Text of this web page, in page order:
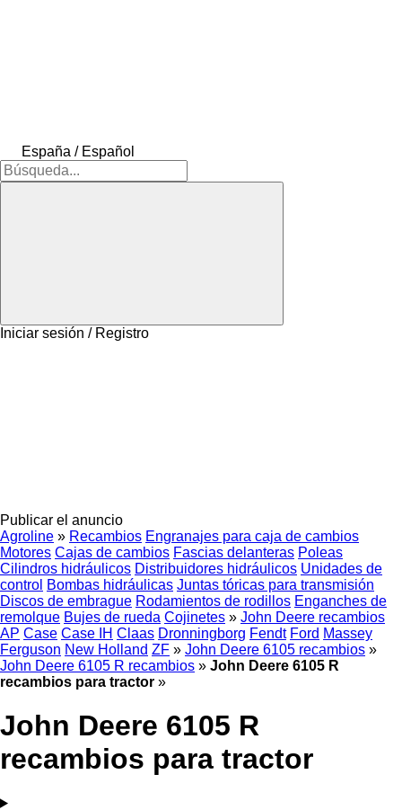
España / Español
Iniciar sesión / Registro
Publicar el anuncio
Agroline » Recambios Engranajes para caja de cambios
Motores Cajas de cambios Fascias delanteras Poleas
Cilindros hidráulicos Distribuidores hidráulicos Unidades de
control Bombas hidráulicas Juntas tóricas para transmisión
Discos de embrague Rodamientos de rodillos Enganches de
remolque Bujes de rueda Cojinetes » John Deere recambios
AP Case Case IH Claas Dronningborg Fendt Ford Massey
Ferguson New Holland ZF » John Deere 6105 recambios »
John Deere 6105 R recambios » John Deere 6105 R
recambios para tractor »
John Deere 6105 R
recambios para tractor